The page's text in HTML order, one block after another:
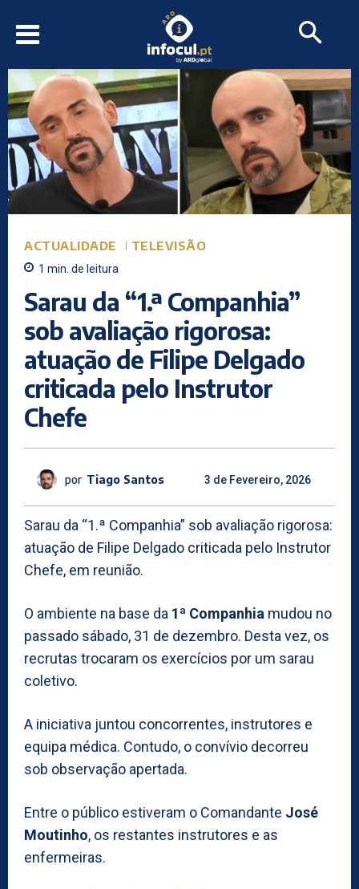
ACTUALIDADE TELEVISÃO
1 min. de leitura
Sarau da “1.ª Companhia”
sob avaliação rigorosa:
atuação de Filipe Delgado
criticada pelo Instrutor
Chefe
por Tiago Santos 3 de Fevereiro, 2026
Sarau da “1.ª Companhia” sob avaliação rigorosa:
atuação de Filipe Delgado criticada pelo Instrutor
Chefe, em reunião.
O ambiente na base da 1ª Companhia mudou no
passado sábado, 31 de dezembro. Desta vez, os
recrutas trocaram os exercícios por um sarau
coletivo.
A iniciativa juntou concorrentes, instrutores e
equipa médica. Contudo, o convívio decorreu
sob observação apertada.
Entre o público estiveram o Comandante José
Moutinho, os restantes instrutores e as
enfermeiras.